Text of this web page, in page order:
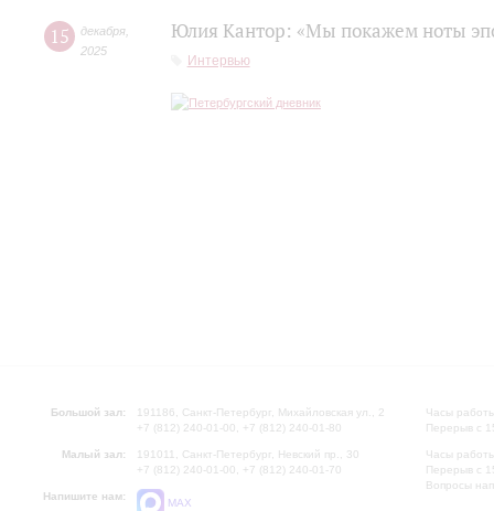
15 декабря
2025
Юлия Кантор: «Мы покажем ноты
Интервью
Большой зал:
191186, Санкт-Петербург, Михайловская ул., 2
+7 (812) 240-01-00, +7 (812) 240-01-80
Малый зал:
191011, Санкт-Петербург, Невский пр., 30
+7 (812) 240-01-00, +7 (812) 240-01-70
Напишите нам:
MAX
Часы
Перерыв с
Часы
Перерыв с
Вопросы